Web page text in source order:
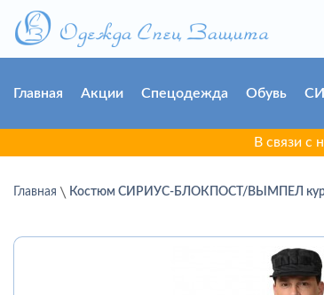
Главная Акции Спецодежда Обувь
В связи с
Главная Костюм СИРИУС-БЛОКПОСТ/ВЫМПЕЛ